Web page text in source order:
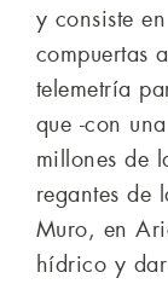
y consiste
compuertas
telemetría
que -con
millones de
regantes de
Muro, en
hídrico y